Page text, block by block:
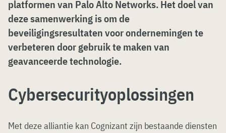
platformen van Palo Alto Networks. Het doel van
deze samenwerking is om de
beveiligingsresultaten voor ondernemingen te
verbeteren door gebruik te maken van
geavanceerde technologie.
Cybersecurityoplossingen
Met deze alliantie kan Cognizant zijn bestaande diensten